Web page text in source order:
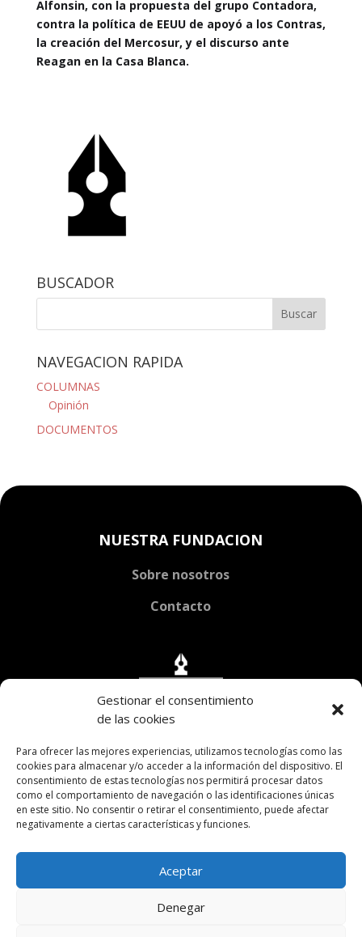
Gestionar el consentimiento
de las cookies
Para ofrecer las mejores experiencias, utilizamos tecnologías como las
cookies para almacenar y/o acceder a la información del dispositivo. El
consentimiento de estas tecnologías nos permitirá procesar datos
como el comportamiento de navegación o las identificaciones únicas
en este sitio. No consentir o retirar el consentimiento, puede afectar
negativamente a ciertas características y funciones.
Aceptar
Denegar
Alfonsin, con la propuesta del grupo Contadora,
contra la política de EEUU de apoyó a los Contras,
la creación del Mercosur, y el discurso ante
Reagan en la Casa Blanca.
BUSCADOR
NAVEGACION RAPIDA
COLUMNAS
Opinión
DOCUMENTOS
NUESTRA FUNDACION
Sobre nosotros
Contacto

 fundacionricardorojas@gmail.com